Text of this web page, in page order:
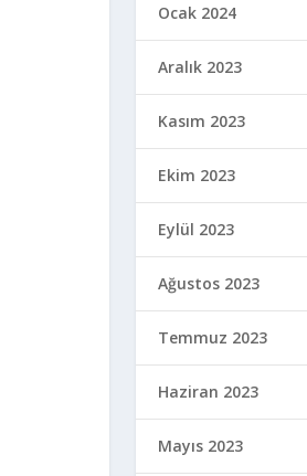
Ocak 2024
Aralık 2023
Kasım 2023
Ekim 2023
Eylül 2023
Ağustos 2023
Temmuz 2023
Haziran 2023
Mayıs 2023